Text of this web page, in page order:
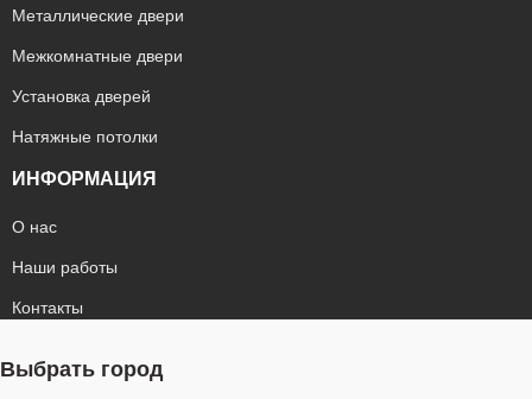
Металлические двери
Межкомнатные двери
Установка дверей
Натяжные потолки
ИНФОРМАЦИЯ
О нас
Наши работы
Контакты
Выбрать город